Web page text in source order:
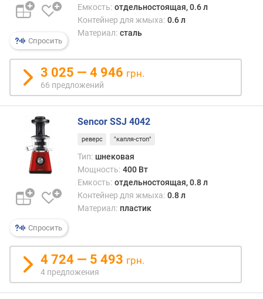
д
а
в
л
е
н
и
я
п
о
к
л
и
е
с
т
в
у
п
Спросить
Емкость: отдельностоящая, 0.6 л
Контейнер для жмыха: 0.6 л
Материал: сталь
3 025 — 4 946 грн.
66 предложений
Спросить
Sencor SSJ 4042
реверс "капля-стоп"
Тип: шнековая
Мощность: 400 Вт
Емкость: отдельностоящая, 0.8 л
Контейнер для жмыха: 0.8 л
Материал: пластик
4 724 — 5 493 грн.
4 предложения